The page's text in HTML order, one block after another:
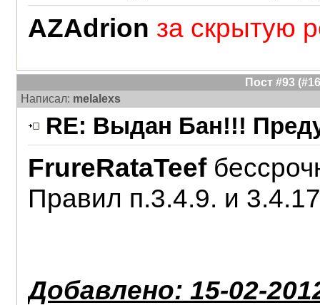
AZAdrion за скрытую
Пост #93
Написал: melalexs
RE: Выдан Бан!!!
FrureRataTeef
Правил п.3.4.9. и
Добавлено: 15-02-